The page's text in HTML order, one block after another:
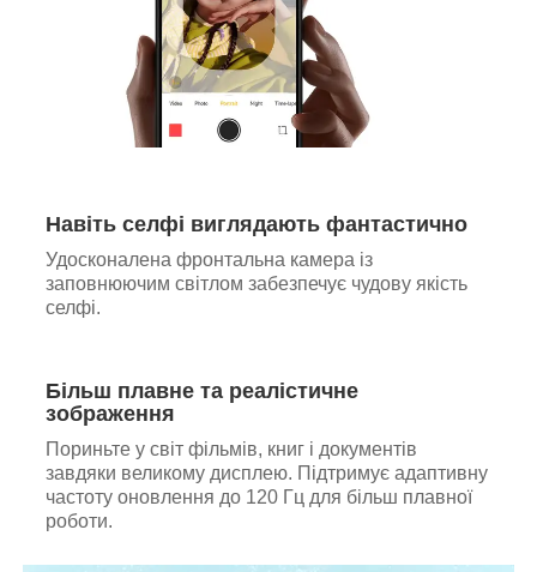
Навіть селфі виглядають фантастично
Удосконалена фронтальна камера із
заповнюючим світлом забезпечує чудову якість
селфі.
Більш плавне та реалістичне
зображення
Пориньте у світ фільмів, книг і документів
завдяки великому дисплею. Підтримує адаптивну
частоту оновлення до 120 Гц для більш плавної
роботи.